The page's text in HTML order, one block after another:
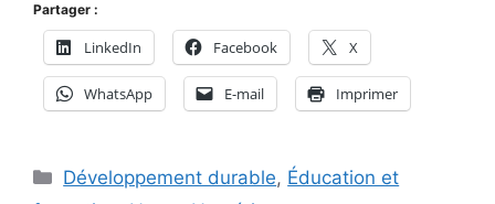
Partager :
LinkedIn Facebook X
WhatsApp E-mail Imprimer
Catégories
Développement durable, Éducation et